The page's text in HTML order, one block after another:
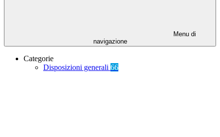
Menu di
navigazione
Categorie
Disposizioni generali 66